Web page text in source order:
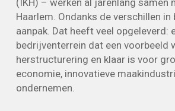
Haarlem. Ondanks de verschillen in
aanpak. Dat heeft veel opgeleverd:
bedrijventerrein dat een voorbeeld
herstructurering en klaar is voor
economie, innovatieve
ondernemen.